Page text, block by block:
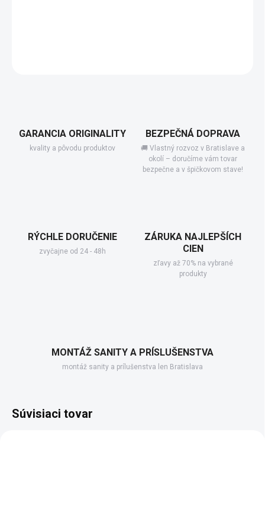
GARANCIA ORIGINALITY
kvality a pôvodu produktov
BEZPEČNÁ DOPRAVA
🚚 Vlastný rozvoz v Bratislave a
okolí – doručíme vám tovar
bezpečne a v špičkovom stave!
RÝCHLE DORUČENIE
zvyčajne od 24 - 48h
ZÁRUKA NAJLEPŠÍCH
CIEN
zľavy až 70% na vybrané
produkty
MONTÁŽ SANITY A PRÍSLUŠENSTVA
montáž sanity a prílušenstva len Bratislava
Súvisiaci tovar